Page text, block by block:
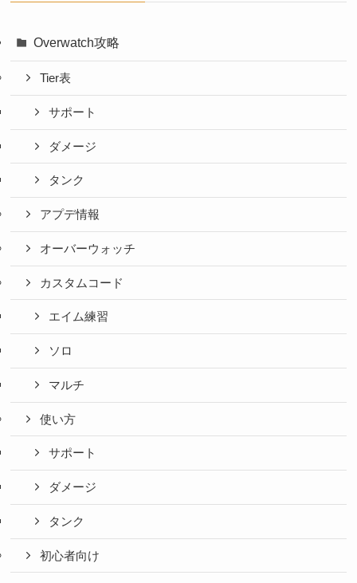
Overwatch攻略
Tier表
サポート
ダメージ
タンク
アプデ情報
オーバーウォッチ
カスタムコード
エイム練習
ソロ
マルチ
使い方
サポート
ダメージ
タンク
初心者向け